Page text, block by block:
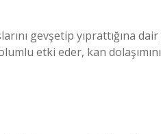
gevşetip yıprattığına dair
etki eder, kan